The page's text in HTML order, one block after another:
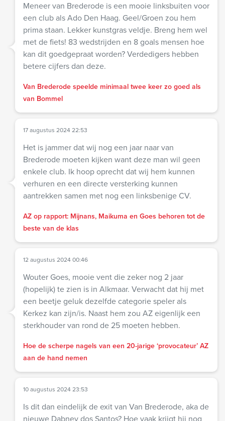
Meneer van Brederode is een mooie linksbuiten voor
een club als Ado Den Haag. Geel/Groen zou hem
prima staan. Lekker kunstgras veldje. Breng hem wel
met de fiets! 83 wedstrijden en 8 goals mensen hoe
kan dit goedgepraat worden? Verdedigers hebben
betere cijfers dan deze.
Van Brederode speelde minimaal twee keer zo goed als
van Bommel
17 augustus 2024 22:53
Het is jammer dat wij nog een jaar naar van
Brederode moeten kijken want deze man wil geen
enkele club. Ik hoop oprecht dat wij hem kunnen
verhuren en een directe versterking kunnen
aantrekken samen met nog een linksbenige CV.
AZ op rapport: Mijnans, Maikuma en Goes behoren tot de
beste van de klas
12 augustus 2024 00:46
Wouter Goes, mooie vent die zeker nog 2 jaar
(hopelijk) te zien is in Alkmaar. Verwacht dat hij met
een beetje geluk dezelfde categorie speler als
Kerkez kan zijn/is. Naast hem zou AZ eigenlijk een
sterkhouder van rond de 25 moeten hebben.
Hoe de scherpe nagels van een 20-jarige ‘provocateur’ AZ
aan de hand nemen
10 augustus 2024 23:53
Is dit dan eindelijk de exit van Van Brederode, aka de
nieuwe Dabney dos Santos? Hoe vaak krijgt hij nog